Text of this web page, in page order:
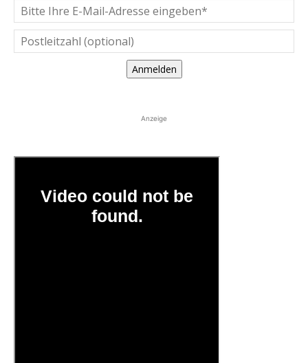
Anmelden
Anzeige